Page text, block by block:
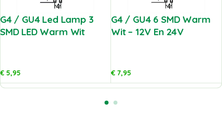
G4 / GU4 Led Lamp 3
SMD LED Warm Wit
€5,95
G4 / GU4 6 SMD Warm
Wit – 12V En 24V
€7,95